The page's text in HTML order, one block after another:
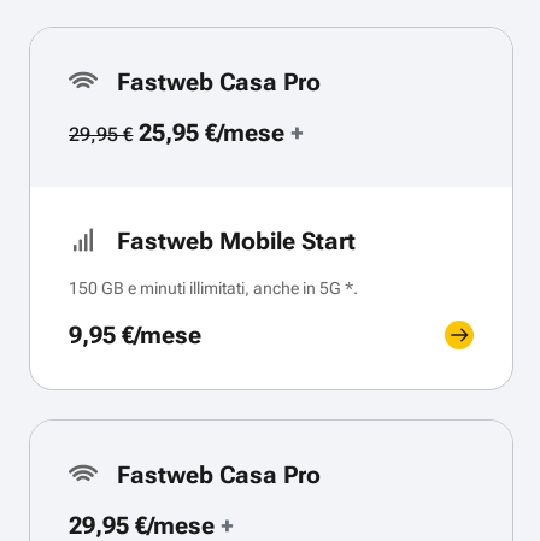
Fastweb Casa Pro
29,95 €25,95 €/mese+
Fastweb Mobile Start
150 GB e minuti illimitati, anche in 5G *.
9,95 €/mese
Fastweb Casa Pro
29,95 €/mese +